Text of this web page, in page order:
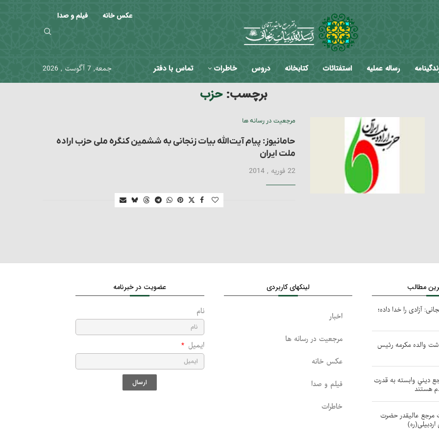
عکس خانه فیلم و صدا
رساله عملیه استفتائات کتابخانه دروس خاطرات تماس با دفتر جمعه, 7 آگوست , 2026
برچسب:حزب
مرجعیت در رسانه ها
حامانیوز: پیام آیت‌الله بیات زنجانی به ششمین کنگره ملی حزب اراده
ملت ایران
22 فوریه , 2014
مطالب
آزادی را خدا داده؛
والده مکرمه رئیس
ديني وابسته به قدرت
هستند
مرجع عالیقدر حضرت
لینکهای کاربردی
اخبار
مرجعیت در رسانه ها
عکس خانه
فیلم و صدا
خاطرات
عضویت در خبرنامه
نام
ایمیل
ارسال